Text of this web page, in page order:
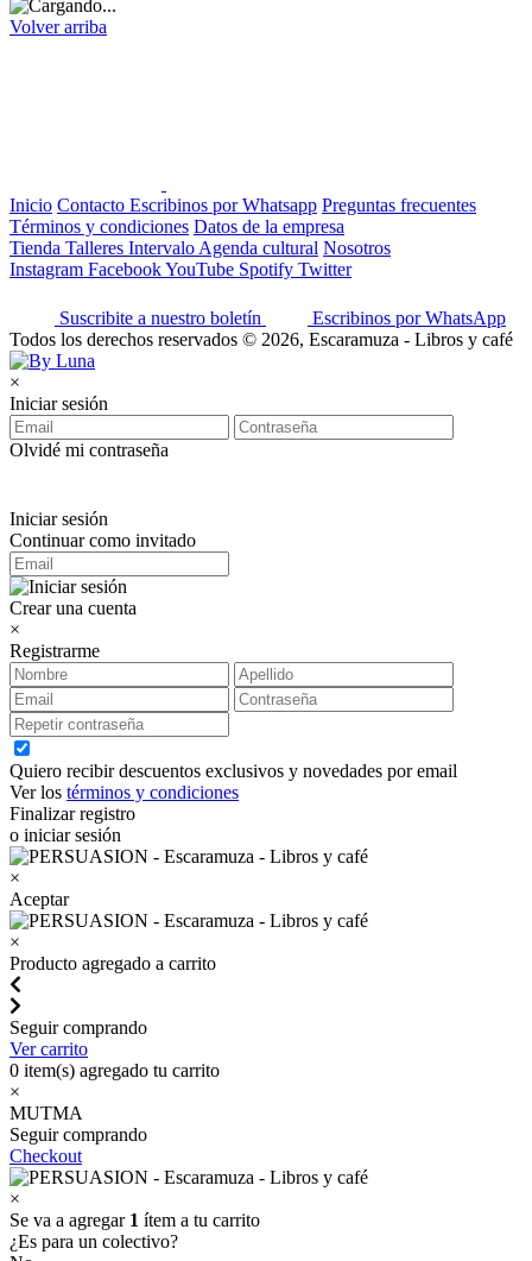
Volver arriba
Inicio Contacto Escribinos por Whatsapp Preguntas frecuentes
Términos y condiciones Datos de la empresa
Tienda Talleres Intervalo Agenda cultural Nosotros
Instagram FacebookYouTube Spotify Twitter
Suscribite a nuestro boletín
Escribinos por WhatsApp
Todos los derechos reservados © 2026, Escaramuza - Libros y café
×
Iniciar sesión
Olvidé mi contraseña
Iniciar sesión
Continuar como invitado
Crear una cuenta
×
Registrarme
Quiero recibir descuentos exclusivos y novedades por email
Ver los términos y condiciones
Finalizar registro
o iniciar sesión
×
Aceptar
×
Producto agregado a carrito
Seguir comprando
Ver carrito
0 item(s) agregado tu carrito
×
MUTMA
Seguir comprando
Checkout
×
Se va a agregar 1 ítem a tu carrito
¿Es para un colectivo?